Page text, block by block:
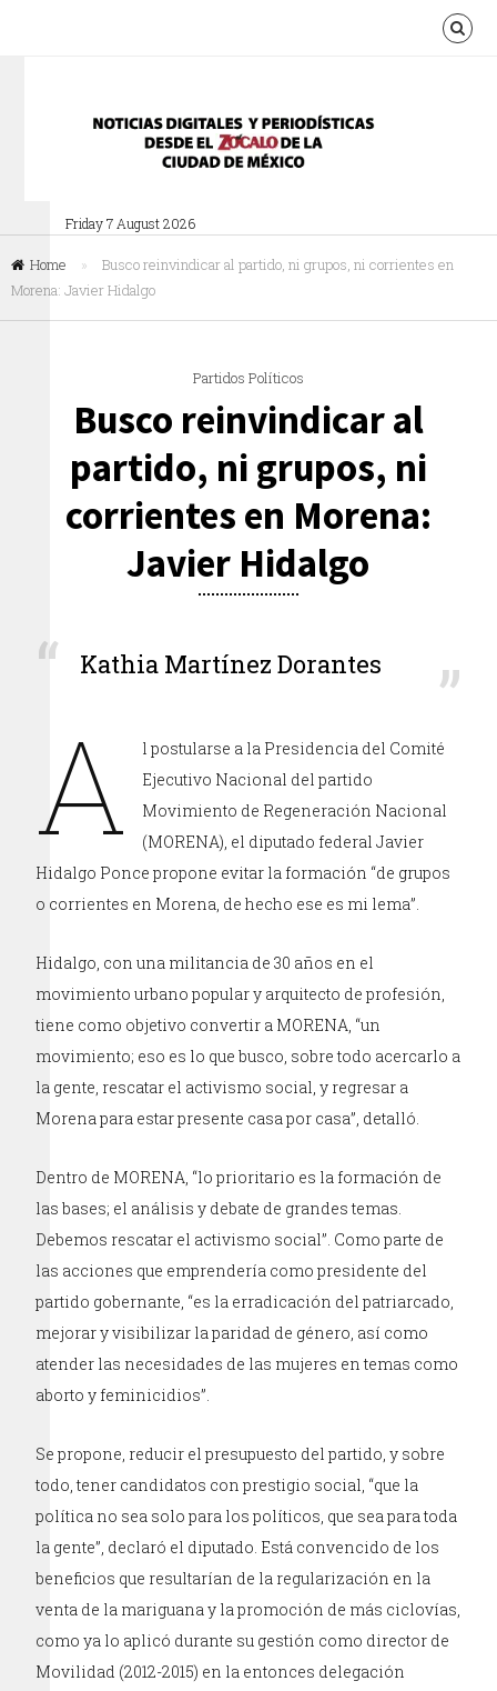
Friday 7 August 2026
Home »
Busco reinvindicar al partido, ni grupos, ni corrientes en
Morena: Javier Hidalgo
Partidos Políticos
Busco reinvindicar al
partido, ni grupos, ni
corrientes en Morena:
Javier Hidalgo
Kathia Martínez Dorantes
A
l postularse a la Presidencia del Comité
Ejecutivo Nacional del partido
Movimiento de Regeneración Nacional
(MORENA), el diputado federal Javier
Hidalgo Ponce propone evitar la formación “de grupos
o corrientes en Morena, de hecho ese es mi lema”.
Hidalgo, con una militancia de 30 años en el
movimiento urbano popular y arquitecto de profesión,
tiene como objetivo convertir a MORENA, “un
movimiento; eso es lo que busco, sobre todo acercarlo a
la gente, rescatar el activismo social, y regresar a
Morena para estar presente casa por casa”, detalló.
Dentro de MORENA, “lo prioritario es la formación de
las bases; el análisis y debate de grandes temas.
Debemos rescatar el activismo social”. Como parte de
las acciones que emprendería como presidente del
partido gobernante, “es la erradicación del patriarcado,
mejorar y visibilizar la paridad de género, así como
atender las necesidades de las mujeres en temas como
aborto y feminicidios”.
Se propone, reducir el presupuesto del partido, y sobre
todo, tener candidatos con prestigio social, “que la
política no sea solo para los políticos, que sea para toda
la gente”, declaró el diputado. Está convencido de los
beneficios que resultarían de la regularización en la
venta de la mariguana y la promoción de más ciclovías,
como ya lo aplicó durante su gestión como director de
Movilidad (2012-2015) en la entonces delegación